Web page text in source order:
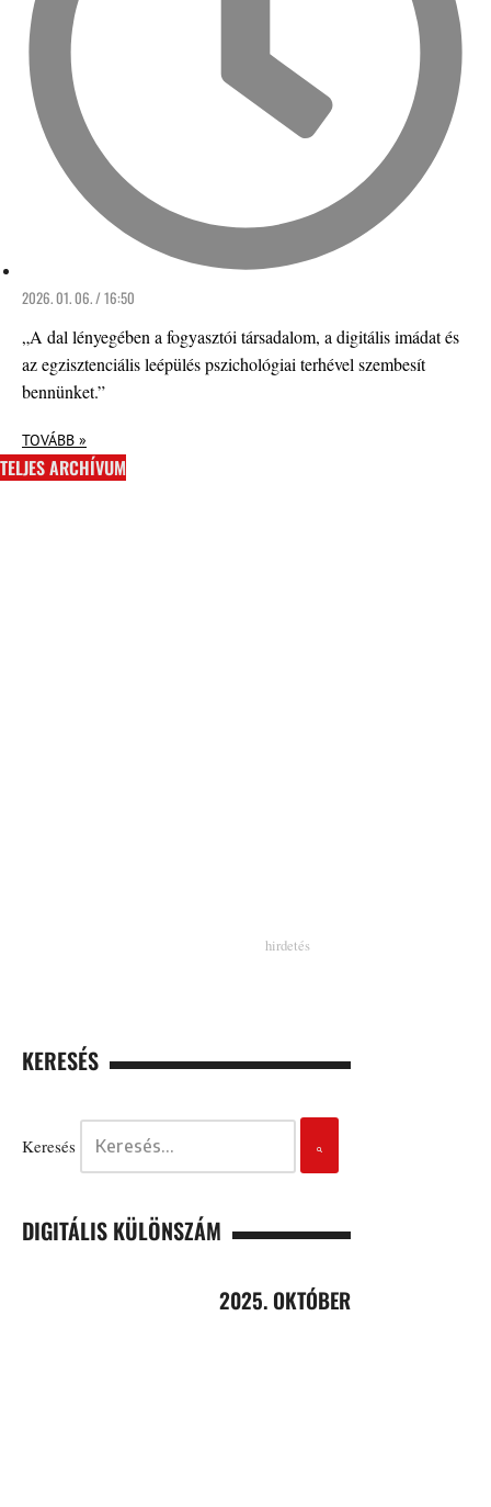
2026. 01. 06. / 16:50
„A dal lényegében a fogyasztói társadalom, a digitális imádat és
az egzisztenciális leépülés pszichológiai terhével szembesít
bennünket.”
TOVÁBB »
TELJES ARCHÍVUM
KERESÉS
Keresés
DIGITÁLIS KÜLÖNSZÁM
2025. OKTÓBER